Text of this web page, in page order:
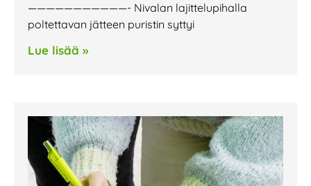
———————————- Nivalan lajittelupihalla
poltettavan jätteen puristin syttyi
Lue lisää »